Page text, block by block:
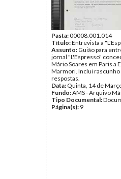
Pasta:00008.001.014
Título:Entrevista a
Assunto: Guião para
jornal "L'Espresso"
Mário Soares em Paris a
Marmori. Inclui rascunho
respostas.
Data: Quinta, 14 de
Fundo:AMS - Arquivo
Tipo Documental:
Página(s): 9